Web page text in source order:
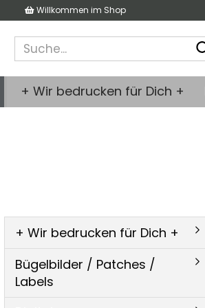
Willkommen im Shop
+ Wir bedrucken für Dich +
+ Wir bedrucken für Dich +
Bügelbilder / Patches /
Labels